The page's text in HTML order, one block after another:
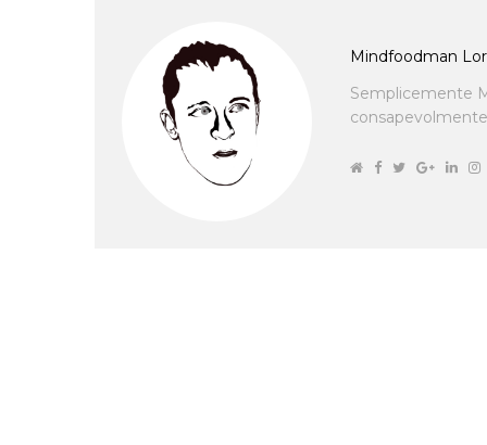
Mindfoodman
Semplicemente